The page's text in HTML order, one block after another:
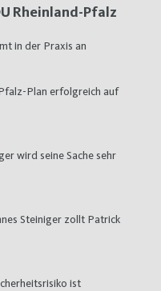
Rheinland-Pfalz
in der Praxis an
Plan erfolgreich auf
wird seine Sache sehr
Steiniger zollt Patrick
ist